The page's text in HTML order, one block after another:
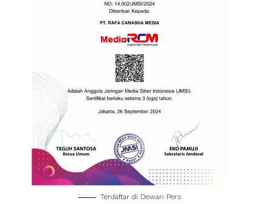
Terdaftar di Dewan Pers